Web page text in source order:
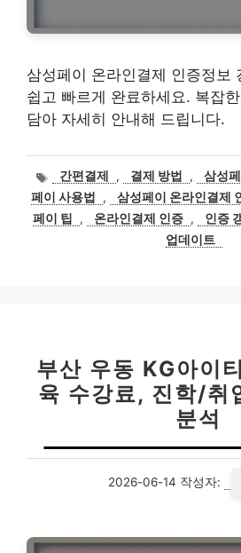
삼성페이 온라인결제 인증정보
쉽고 빠르게 완료하세요. 복잡
담아 자세히 안내해 드립니다.
태
그
간편결제 , 결제 방법 , 삼성
페이 사용법
, 삼성페이 온라인결제
페이 팁
, 온라인결제 인증 , 인증
업데이트
부산 우동 KG아이
육 수강료, 진학/취
분석
2026-06-14 작성자: